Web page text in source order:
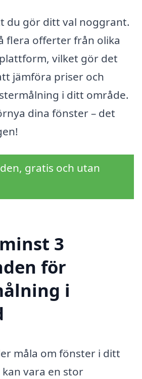
du gör ditt val noggrant.
flera offerter från olika
vilket gör det
jämföra priser och
i ditt område.
dina fönster – det
gratis och utan
3
för
i
måla om fönster i ditt
vara en stor